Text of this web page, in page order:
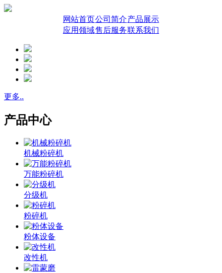
网站首页公司简介产品展示
应用领域售后服务联系我们
更多..
产品中心
机械粉碎机
万能粉碎机
分级机
粉碎机
粉体设备
改性机